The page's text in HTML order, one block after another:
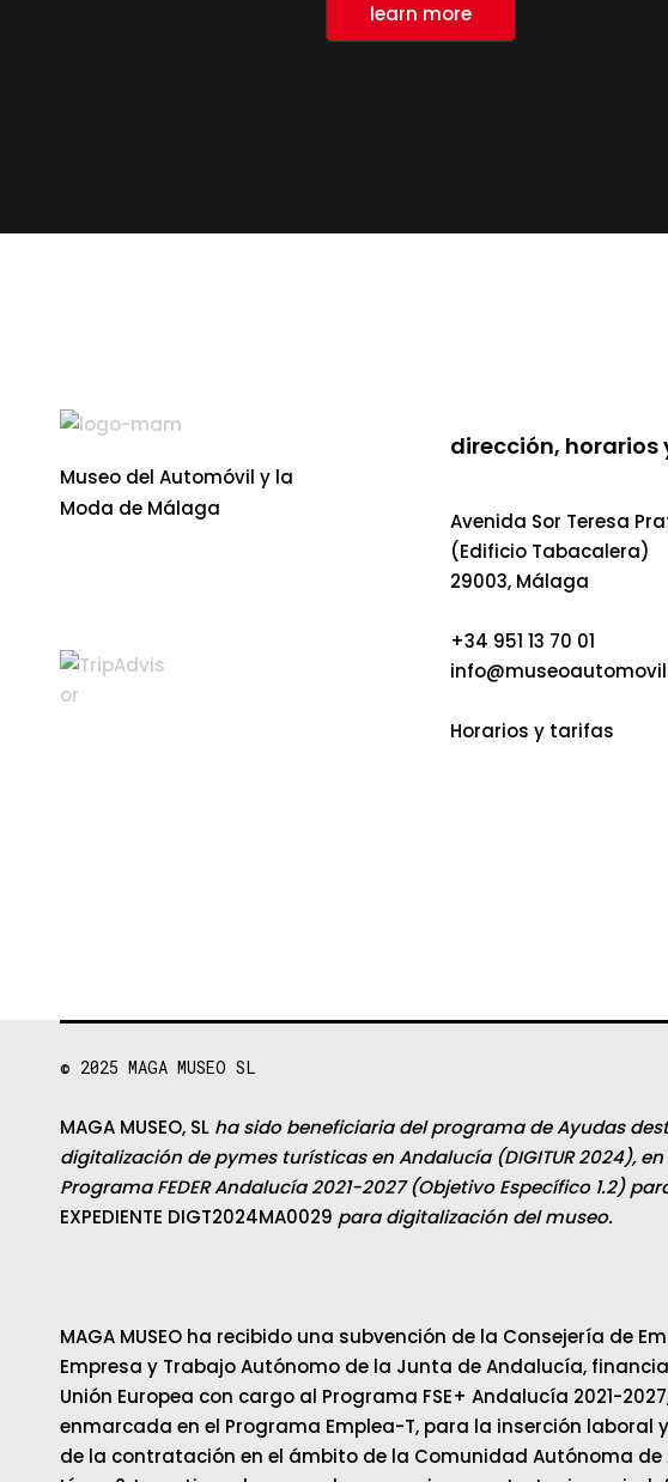
learn more
Museo del Automóvil y la
Moda de Málaga
dirección, horarios
Avenida Sor Teresa
(Edificio Tabacalera)
29003, Málaga
+34 951 13 70 01
Horarios y tarifas
© 2025 MAGA MUSEO SL
MAGA MUSEO, SL ha sido beneficiaria del programa de Ayudas
digitalización de pymes turísticas en Andalucía (DIGITUR 2024),
Programa FEDER Andalucía 2021-2027 (Objetivo Específico 1.2)
EXPEDIENTE DIGT2024MA0029 para digitalización del museo.
MAGA MUSEO ha recibido una subvención de la Consejería de
Empresa y Trabajo Autónomo de la Junta de Andalucía,
Unión Europea con cargo al Programa FSE+ Andalucía 2021-
enmarcada en el Programa Emplea-T, para la inserción laboral
de la contratación en el ámbito de la Comunidad Autónoma de